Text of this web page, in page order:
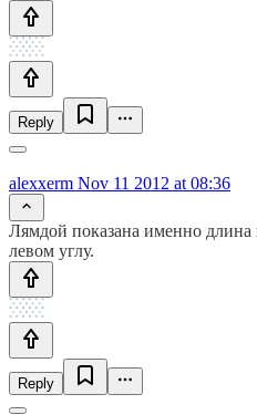
Reply
alexxerm Nov 11 2012 at 08:36
Лямдой показана именно
левом углу.
Reply